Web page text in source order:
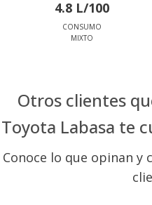
4.8 L/100
CONSUMO
MIXTO
Otros clientes
Toyota Labasa te
Conoce lo que opinan y